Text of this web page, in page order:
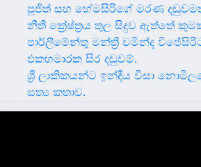
පූජිත් සහ හේමසිරිගේ මරණ
නීතී ක්‍රේෂ්ත්‍රය තුල සිදුව ඇත්තේ
පාර්ලිමේන්තු මන්ත්‍රී චමින්ද
එකහමාරක සිර දඬුවම්.
ශ්‍රී ලාකිකයන්ට ඉන්දීය වීසා
සත්‍ය කතාව.